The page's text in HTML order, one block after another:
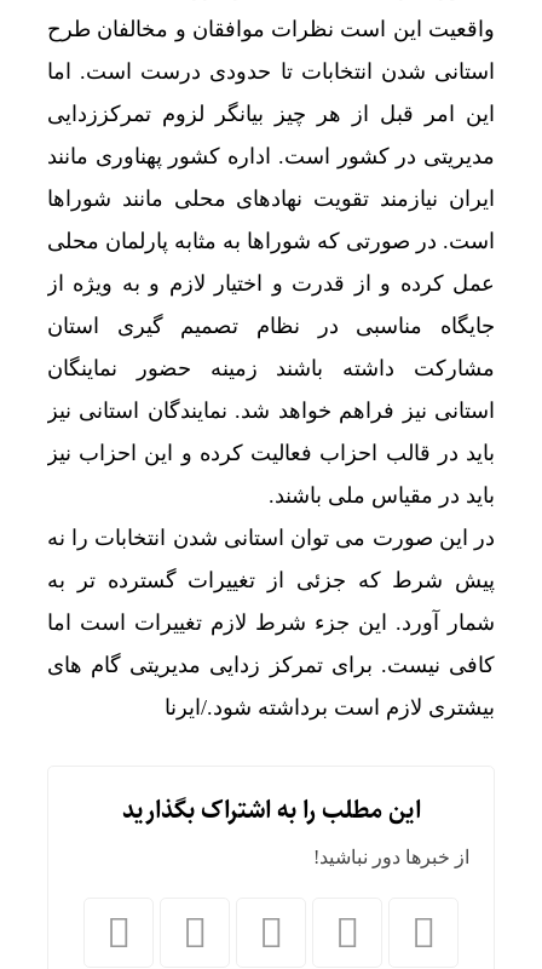
واقعیت این است نظرات موافقان و مخالفان طرح
استانی شدن انتخابات تا حدودی درست است. اما
این امر قبل از هر چیز بیانگر لزوم تمرکززدایی
مدیریتی در کشور است. اداره کشور پهناوری مانند
ایران نیازمند تقویت نهادهای محلی مانند شوراها
است. در صورتی که شوراها به مثابه پارلمان محلی
عمل کرده و از قدرت و اختیار لازم و به ویژه از
جایگاه مناسبی در نظام تصمیم گیری استان
مشارکت داشته باشند زمینه حضور نماینگان
استانی نیز فراهم خواهد شد. نمایندگان استانی نیز
باید در قالب احزاب فعالیت کرده و این احزاب نیز
باید در مقیاس ملی باشند.
در این صورت می توان استانی شدن انتخابات را نه
پیش شرط که جزئی از تغییرات گسترده تر به
شمار آورد. این جزء شرط لازم تغییرات است اما
کافی نیست. برای تمرکز زدایی مدیریتی گام های
بیشتری لازم است برداشته شود./ایرنا
این مطلب را به اشتراک بگذارید
از خبرها دور نباشید!